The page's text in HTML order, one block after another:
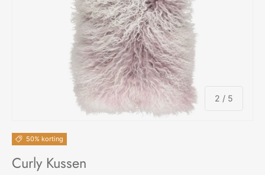
2 / van
5
50% korting
Curly Kussen